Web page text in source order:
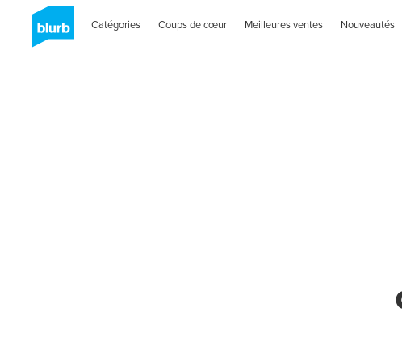
Catégories Coups de cœur Meilleures ventes Nouveautés